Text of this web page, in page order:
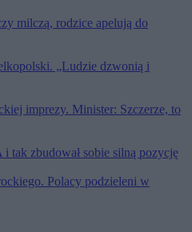
milczą, rodzice apelują do
„Ludzie dzwonią i
imprezy. Minister: Szczerze, to
i tak zbudował sobie silną pozycję
Polacy podzieleni w